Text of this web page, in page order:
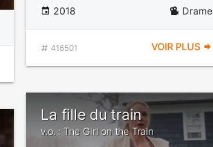
2018 Drame
416501 VOIR PLUS
La fille du train
v.o. : The Girl on the Train